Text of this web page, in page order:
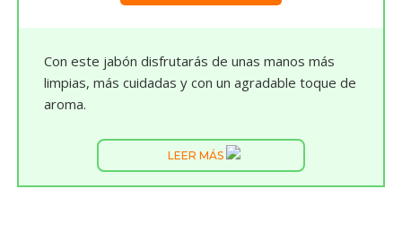
Con este jabón disfrutarás de unas manos más
limpias, más cuidadas y con un agradable toque de
aroma.
LEER MÁS